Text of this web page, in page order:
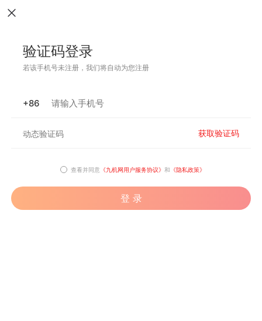
验证码登录
若该手机号未注册，我们将自动为您注册
+86
获取验证码
查看并同意 《九机网用户服务协议》 和 《隐私政策》
登 录